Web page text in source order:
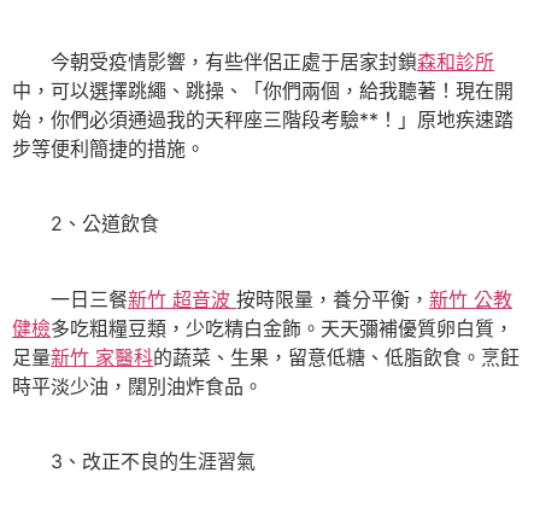
今朝受疫情影響，有些伴侶正處于居家封鎖森和診所
中，可以選擇跳繩、跳操、「你們兩個，給我聽著！現在開
始，你們必須通過我的天秤座三階段考驗**！」原地疾速踏
步等便利簡捷的措施。
2、公道飲食
一日三餐新竹 超音波 按時限量，養分平衡， 新竹 公教
健檢多吃粗糧豆類，少吃精白金飾。天天彌補優質卵白質，
足量新竹 家醫科的蔬菜、生果，留意低糖、低脂飲食。烹飪
時平淡少油，闊別油炸食品。
3、改正不良的生涯習氣